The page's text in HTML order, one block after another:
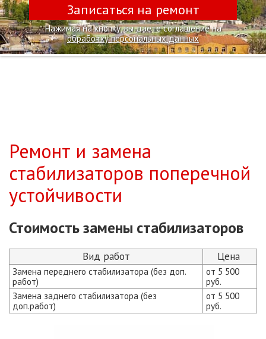
Записаться на ремонт
Нажимая на кнопку, вы даете соглашение на
обработку персональных данных
Ремонт и замена
стабилизаторов поперечной
устойчивости
Стоимость замены стабилизаторов
Вид работ Цена
Замена переднего стабилизатора (без доп.
работ)
от 5 500
руб.
Замена заднего стабилизатора (без
доп.работ)
от 5 500
руб.